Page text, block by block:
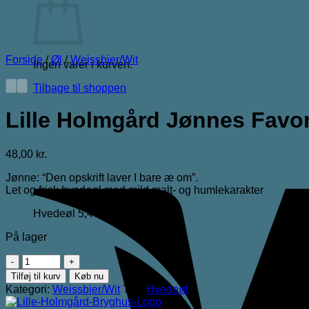
Ingen varer i kurven.
Tilbage til shoppen
Forside / Øl / Weissbier/Wit
Lille Holmgård Jønnes
48,00 kr.
Jønne: “Den opskrift laver I bare æ om”.
Let og frisk hvedeøl med mild malt- og humlekarakter
Hvedeøl 5,4% | Dåse 44cl
På lager
Lille
Holmgård
Jønnes
Favorit
Tilføj til kurv Køb nu
Kategori: Weissbier/Wit Tag: Hvedeøl